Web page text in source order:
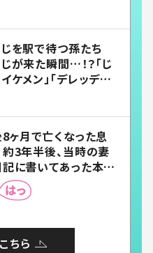
を駅で待つ孫たち
が来た瞬間…！？「じ
ケメン」「デレッデレ」
ヶ月で亡くなった息
3年半後、当時の妻
に書いてあった本音
ちら